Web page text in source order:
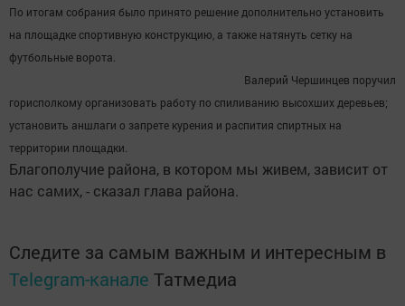
По итогам собрания было принято решение дополнительно установить
на площадке спортивную конструкцию, а также натянуть сетку на
футбольные ворота.
Валерий Чершинцев поручил
горисполкому организовать работу по спиливанию высохших деревьев;
установить аншлаги о запрете курения и распития спиртных на
территории площадки.
Благополучие района, в котором мы живем, зависит от
нас самих, - сказал глава района.
Следите за самым важным и интересным в
Telegram-канале Татмедиа